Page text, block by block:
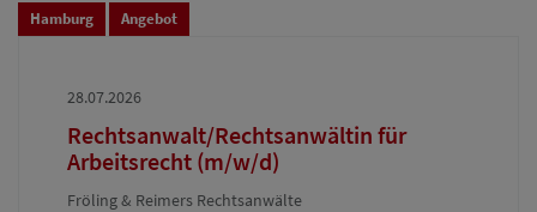
Hamburg Angebot
28.07.2026
Rechtsanwalt/Rechtsanwältin für
Arbeitsrecht (m/w/d)
Fröling & Reimers Rechtsanwälte